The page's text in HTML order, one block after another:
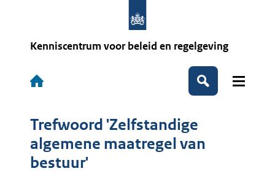
Kenniscentrum voor beleid en regelgeving
Hoofdnavigatie
Zoeken
Trefwoord 'Zelfstandige
algemene maatregel van
bestuur'